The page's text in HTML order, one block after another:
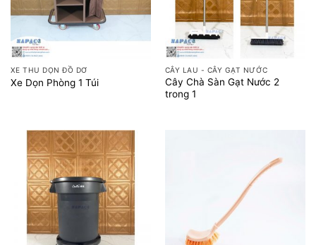
XE THU DỌN ĐỒ DƠ
Xe Dọn Phòng 1 Túi
CÂY LAU - CÂY GẠT NƯỚC
Cây Chà Sàn Gạt Nước 2
trong 1